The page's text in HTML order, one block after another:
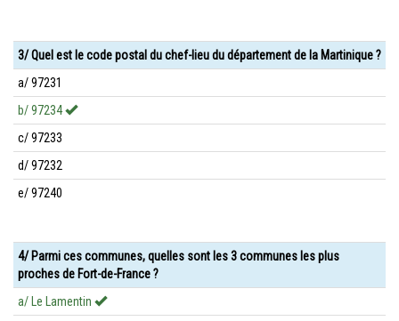
3/ Quel est le code postal du chef-lieu du département de la Martinique ?
a/ 97231
b/ 97234
c/ 97233
d/ 97232
e/ 97240
4/ Parmi ces communes, quelles sont les 3 communes les plus
proches de Fort-de-France ?
a/ Le Lamentin